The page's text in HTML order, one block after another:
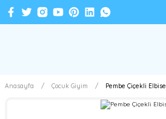
Anasayfa Çocuk Giyim Pembe Çiçekli Elbise